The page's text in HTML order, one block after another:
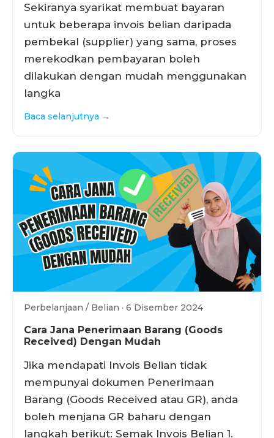
Sekiranya syarikat membuat bayaran
untuk beberapa invois belian daripada
pembekal (supplier) yang sama, proses
merekodkan pembayaran boleh
dilakukan dengan mudah menggunakan
langka
Baca selanjutnya →
Perbelanjaan / Belian · 6 Disember 2024
Cara Jana Penerimaan Barang (Goods
Received) Dengan Mudah
Jika mendapati Invois Belian tidak
mempunyai dokumen Penerimaan
Barang (Goods Received atau GR), anda
boleh menjana GR baharu dengan
langkah berikut: Semak Invois Belian 1.